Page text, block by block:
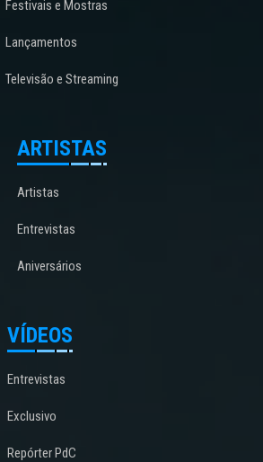
Festivais e Mostras
Lançamentos
Televisão e Streaming
ARTISTAS
Artistas
Entrevistas
Aniversários
VÍDEOS
Entrevistas
Exclusivo
Repórter PdC